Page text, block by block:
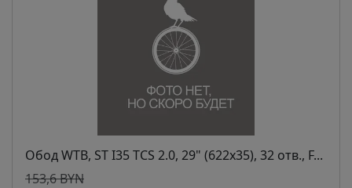
Обод WTB, ST I35 TCS 2.0, 29" (622x35), 32 отв., F...
153,6 BYN